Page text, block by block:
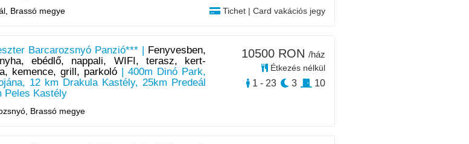
Brassó megye Tichet | Card vakációs jegy
Barcarozsnyó Panzió*** |
Fenyvesben,
ebédlő, nappali, WIFI, terasz, kert-
kemence, grill, parkoló| 400m Dinó Park,
12 km Drakula Kastély, 25km Predeál
Peles Kastély
Brassó megye
10500 RON /ház
Étkezés nélkül
1 - 23 3 10